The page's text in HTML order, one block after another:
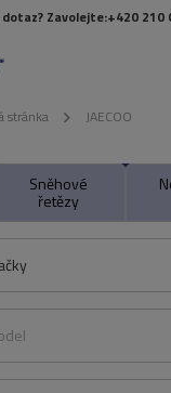
Zavolejte:+420 210
stránka JAECOO
Sněhové
řetězy